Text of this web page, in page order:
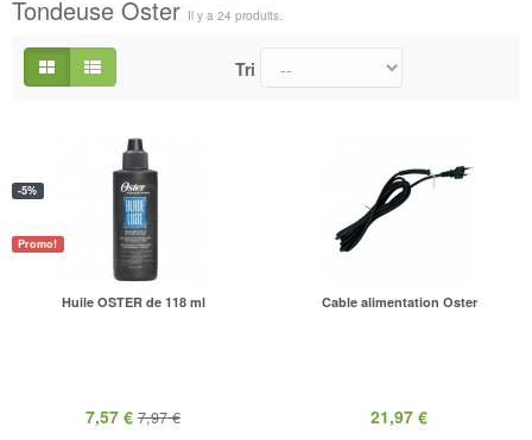
Tondeuse Oster Il y a 24 produits.
Tri
Promo!
Huile OSTER de 118 ml
7,57 € 7,97 €
-5%
Cable alimentation Oster
21,97 €